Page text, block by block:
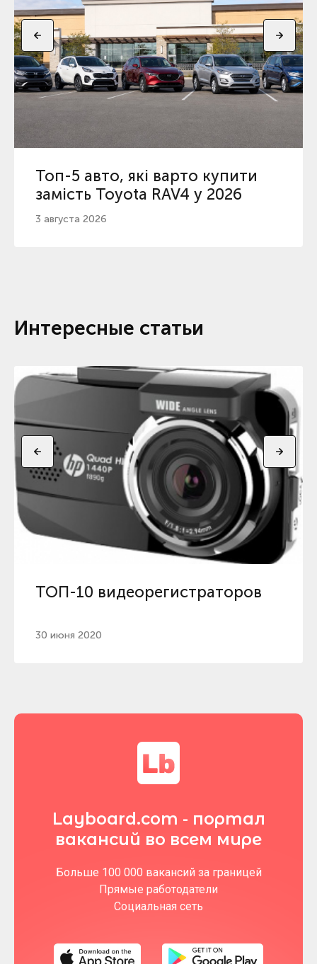
Топ-5 авто, які варто купити
замість Toyota RAV4 у 2026
3 августа 2026
Интересные статьи
ТОП-10 видеорегистраторов
30 июня 2020
Layboard.com - портал
вакансий во всем мире
Больше 100 000 вакансий за границей
Прямые работодатели
Социальная сеть